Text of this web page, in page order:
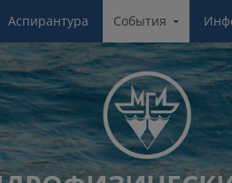
Аспирантура События